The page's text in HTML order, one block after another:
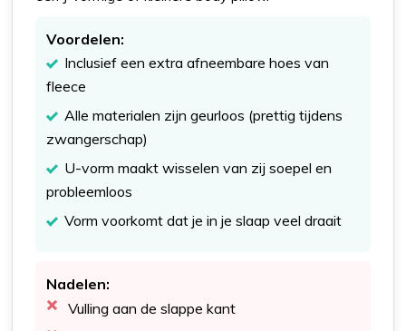
Voordelen:
Inclusief een extra afneembare hoes van
fleece
Alle materialen zijn geurloos (prettig tijdens
zwangerschap)
U-vorm maakt wisselen van zij soepel en
probleemloos
Vorm voorkomt dat je in je slaap veel draait
Nadelen:
Vulling aan de slappe kant